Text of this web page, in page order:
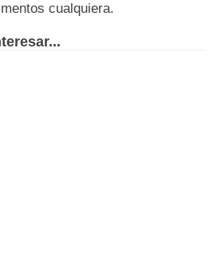
cualquiera.